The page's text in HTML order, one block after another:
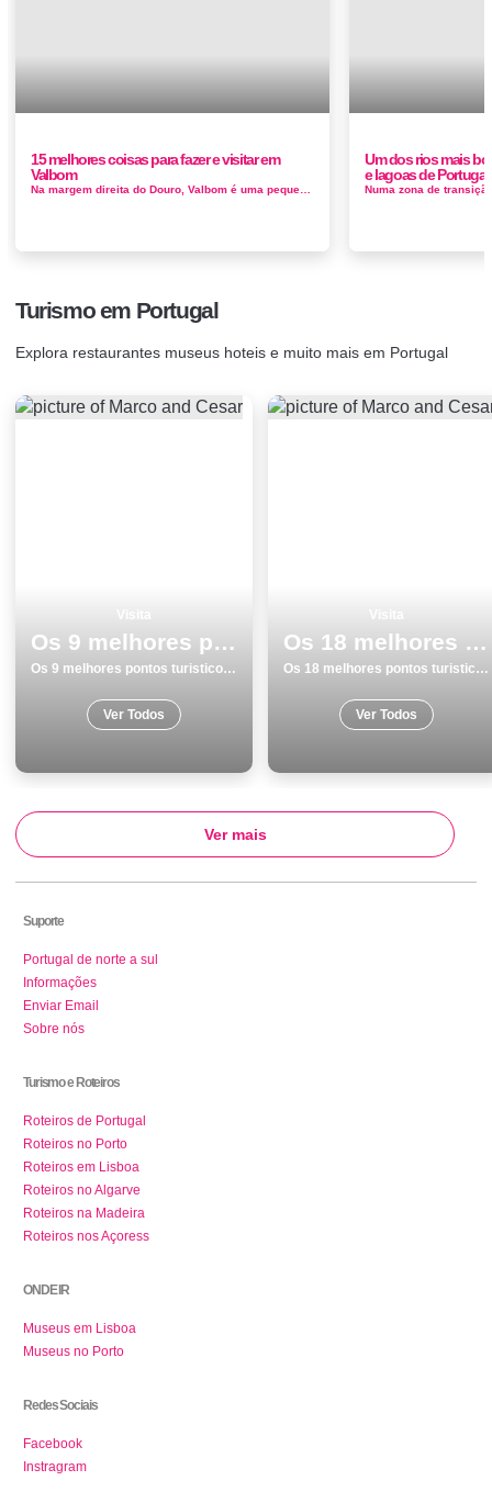
15 melhores coisas para fazer e visitar em
Valbom
Um dos rios mais
e lagoas de Portugal
Turismo em Portugal
Explora restaurantes museus hoteis e muito mais em Portugal
Os 9 melhores pontos turisticos para conhecer e visitar em Lagos
Os 9 melhores pontos turisticos para conhecer e visitar em Lagos
Ver Todos
Os 18 melhores pontos turisticos para visitar em Beja
Os 18 melhores pontos turisticos para visitar em Beja
Ver Todos
Ver mais
Suporte
Portugal de norte a sul
Informações
Enviar Email
Sobre nós
Turismo e Roteiros
Roteiros de Portugal
Roteiros no Porto
Roteiros em Lisboa
Roteiros no Algarve
Roteiros na Madeira
Roteiros nos Açoress
ONDE IR
Museus em Lisboa
Museus no Porto
Redes Sociais
Facebook
Instragram